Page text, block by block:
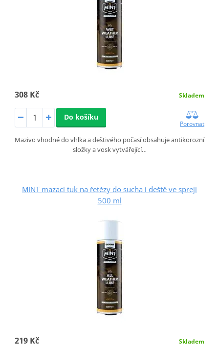
308 Kč Skladem
Do košíku
Porovnat
Mazivo vhodné do vhlka a deštivého počasí obsahuje antikorozní
složky a vosk vytvářející…
MINT mazací tuk na řetězy do sucha i deště ve spreji
500 ml
219 Kč Skladem